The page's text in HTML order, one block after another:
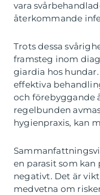
vara
återkommande
Trots dessa
framsteg inom
giardia hos
effektiva
och förebyggande
regelbunden
hygienpraxis, kan
en parasit som kan
negativt. Det är
medvetna om